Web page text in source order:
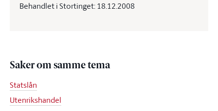
Behandlet i Stortinget: 18.12.2008
Saker om samme tema
Statslån
Utenrikshandel